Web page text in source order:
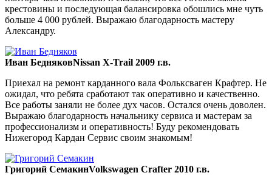
крестовины и последующая балансировка обошлись мне чуть
больше 4 000 рублей. Выражаю благодарность мастеру
Александру.
Иван БедняковNissan X-Trail 2009 г.в.
Приехал на ремонт карданного вала Фольксваген Крафтер. Не
ожидал, что ребята сработают так оперативно и качественно.
Все работы заняли не более дух часов. Остался очень доволен.
Выражаю благодарность начальнику сервиса и мастерам за
профессионализм и оперативность! Буду рекомендовать
Нижегород Кардан Сервис своим знакомым!
Григорий СемакинVolkswagen Crafter 2010 г.в.